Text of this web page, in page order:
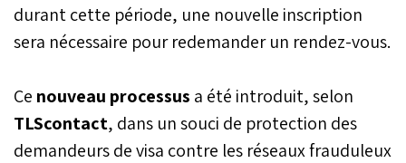
durant cette période, une nouvelle inscription
sera nécessaire pour redemander un rendez-vous.
Ce nouveau processus a été introduit, selon
TLScontact, dans un souci de protection des
demandeurs de visa contre les réseaux frauduleux